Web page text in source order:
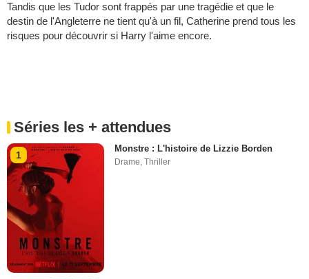
Tandis que les Tudor sont frappés par une tragédie et que le
destin de l'Angleterre ne tient qu'à un fil, Catherine prend tous les
risques pour découvrir si Harry l'aime encore.
Séries les + attendues
1
Monstre : L'histoire de Lizzie Borden
Drame,Thriller